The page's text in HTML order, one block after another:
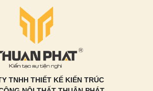
TNHH THIẾT KẾ KIẾN TRÚC